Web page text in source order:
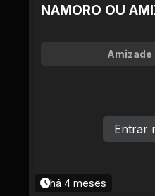
NAMORO OU
Amizade
há 4 meses
Entrar